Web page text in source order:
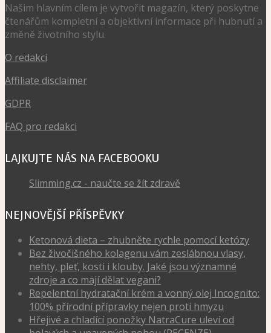
Našim hlavním cílem je vytvořit magazín, který poskytne
čtenářům kompletní a objektivní informace při hubnutí a
změně životního stylu.
O redakci
Affiliate disclaimer
GDPR
FAQ pro redakci
LAJKUJTE NÁS NA FACEBOOKU
Slimming.cz - naučte se žít zdravě
NEJNOVĚJŠÍ PŘÍSPĚVKY
Ketonová dieta – zhubněte rychle pomocí ketózy
Bez živočišného kolagenu vám zeslábnou vlasy,
nehty, pleť, kosti i klouby. Jaké jsou významné
zdroje a co mají dělat vegani?
Repelentní hydratační krém a vonný olej Incognito:
100% přírodní přípravky nejen proti hmyzu
Hřejivé a chladící ponožky NatraCure uleví od